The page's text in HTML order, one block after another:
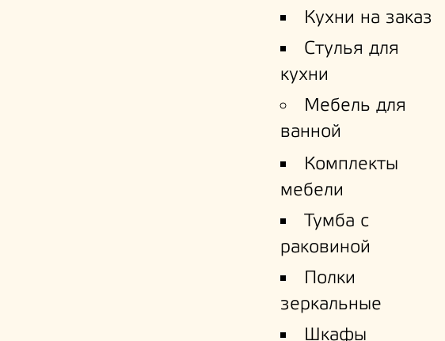
Кухни на заказ
Стулья для
кухни
Мебель для
ванной
Комплекты
мебели
Тумба с
раковиной
Полки
зеркальные
Шкафы